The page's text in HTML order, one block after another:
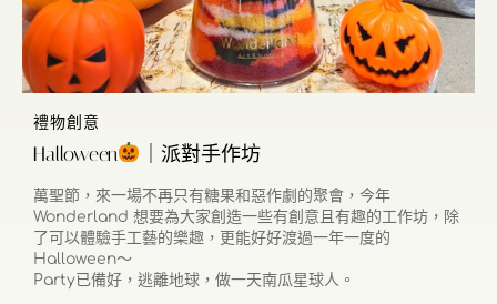
禮物創意
Halloween ｜派對手作坊
萬聖節，來一場不再只有糖果和惡作劇的聚會，今年
Wonderland 想要為大家創造一些有創意且有趣的工作坊，除
了可以體驗手工藝的樂趣，更能好好渡過一年一度的
Halloween～
Party已備好，逃離地球，做一天南瓜星球人。